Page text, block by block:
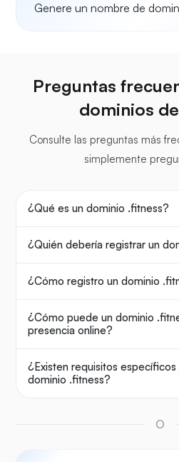
Genere un nombre de
Preguntas
dominios
Consulte las preguntas más
simplemente
¿Qué es un dominio .fitness?
¿Quién debería registrar un
¿Cómo registro un dominio
¿Cómo puede un dominio
presencia online?
¿Existen requisitos
dominio .fitness?
O